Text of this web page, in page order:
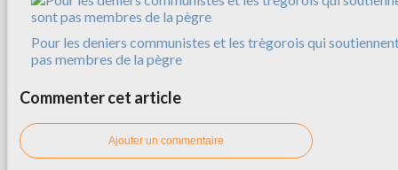
Pour les deniers communistes et les trègorois qui
pas membres de la pègre
Commenter cet article
Ajouter un commentaire